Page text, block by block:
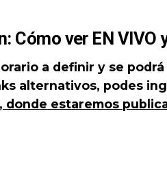
ver EN VIVO
a definir y se
alternativos, podes
estaremos